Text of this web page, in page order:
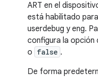
ART en el
está habilitado
userdebug y eng.
configura la
o false .
De forma